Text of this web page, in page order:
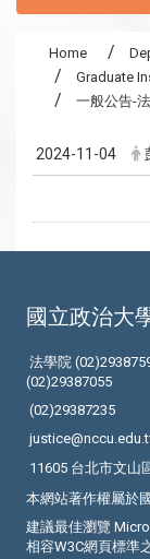
Home
Graduate
一般公告-
2024-11-04
國立政治大
法學院
(02)29387055
(02)29387235
11605 台北市文山
本網站著作權屬於
建議最佳瀏覽
相容W3C網頁標準